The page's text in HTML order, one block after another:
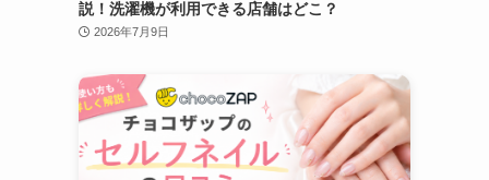
説！洗濯機が利用できる店舗はどこ？
2026年7月9日